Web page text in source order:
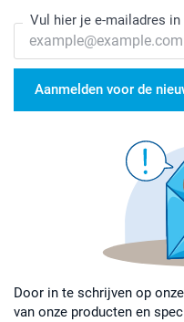
Vul hier je e-mailadres in
Aanmelden voor de
Door in te schrijven op
van onze producten en